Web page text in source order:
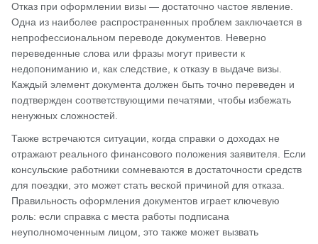
Отказ при оформлении визы — достаточно частое явление.
Одна из наиболее распространенных проблем заключается в
непрофессиональном переводе документов. Неверно
переведенные слова или фразы могут привести к
недопониманию и, как следствие, к отказу в выдаче визы.
Каждый элемент документа должен быть точно переведен и
подтвержден соответствующими печатями, чтобы избежать
ненужных сложностей.
Также встречаются ситуации, когда справки о доходах не
отражают реального финансового положения заявителя. Если
консульские работники сомневаются в достаточности средств
для поездки, это может стать веской причиной для отказа.
Правильность оформления документов играет ключевую
роль: если справка с места работы подписана
неуполномоченным лицом, это также может вызвать